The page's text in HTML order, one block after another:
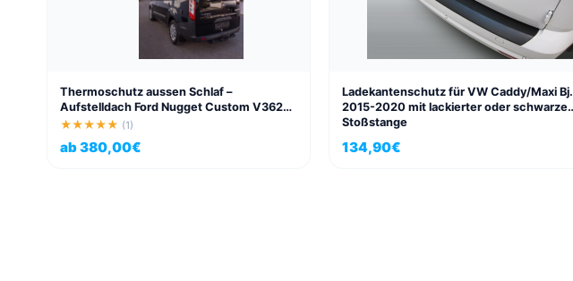
Thermoschutz aussen Schlaf –
Aufstelldach Ford Nugget Custom V362
bis 2024
★★★★★ (1)
ab380,00€
Ladekantenschutz für VW Caddy/Maxi Bj.
2015-2020 mit lackierter oder schwarzer
Stoßstange
134,90€